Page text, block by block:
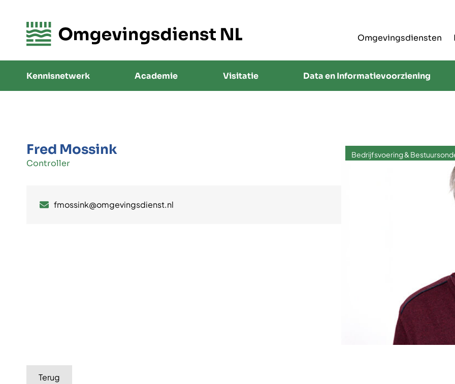
Omgevingsdiensten
Kennisnetwerk Academie Visitatie Data en Informatievoorziening
Fred Mossink
Controller
fmossink@omgevingsdienst.nl
Bedrijfsvoering &
Terug